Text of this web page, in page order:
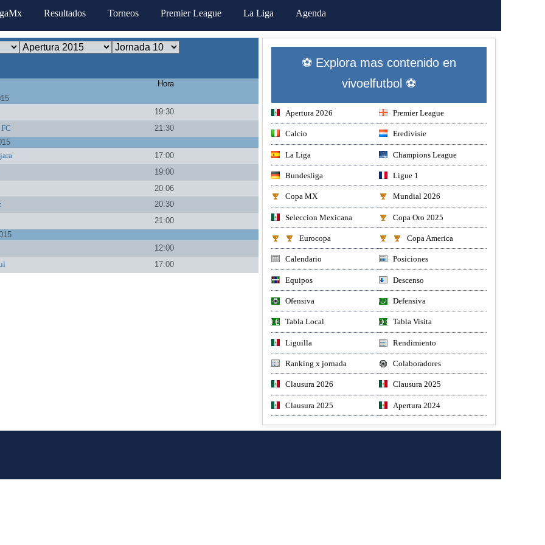
Resultados Torneos Premier League La Liga Agenda
Hora
19:30
21:30
17:00
19:00
20:06
20:30
21:00
12:00
17:00
⚽ Explora mas contenido en
vivoelfutbol ⚽
Apertura 2026 Premier League
Calcio Eredivisie
La Liga Champions League
Bundesliga Ligue 1
Copa MX Mundial 2026
Seleccion Mexicana Copa Oro 2025
Eurocopa Copa America
Calendario Posiciones
Equipos Descenso
Ofensiva Defensiva
Tabla Local Tabla Visita
Liguilla Rendimiento
Ranking x jornada Colaboradores
Clausura 2026 Clausura 2025
Clausura 2025 Apertura 2024